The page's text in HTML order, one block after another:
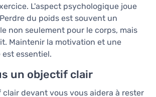
L'aspect psychologique joue
du poids est souvent un
non seulement pour le corps, mais
Maintenir la motivation et une
essentiel.
un objectif clair
devant vous vous aidera à rester